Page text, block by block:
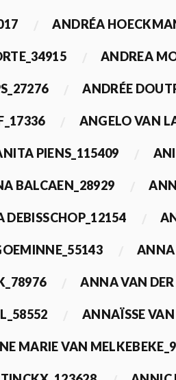
ANDRÉA
ANDREA
ANDRÉE
ANGELO VAN
PIENS_115409
BALCAEN_28929
DEBISSCHOP_12154
ANNA
ANNA VAN
ANNAÏSSE
MARIE VAN